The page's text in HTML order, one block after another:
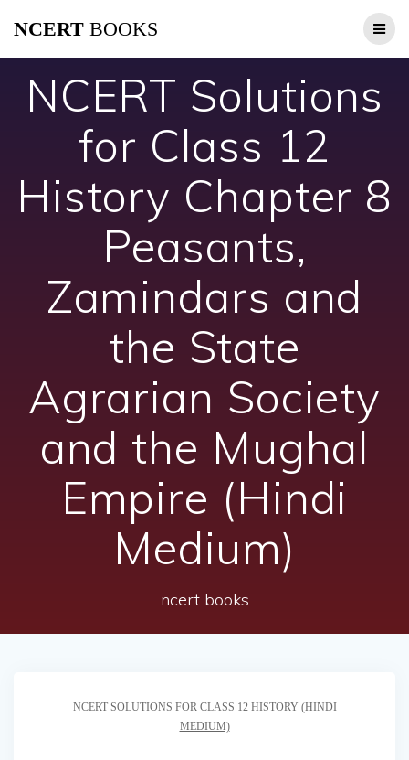
NCERT BOOKS
NCERT Solutions
for Class 12
History Chapter 8
Peasants,
Zamindars and
the State
Agrarian Society
and the Mughal
Empire (Hindi
Medium)
ncert books
NCERT SOLUTIONS FOR CLASS 12 HISTORY (HINDI
MEDIUM)